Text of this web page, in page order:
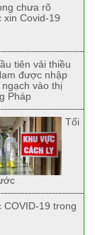
chưa rõ
xin Covid-19
tiên vải thiều
được nhập
vào thị
Pháp
Tối
COVID-19 trong